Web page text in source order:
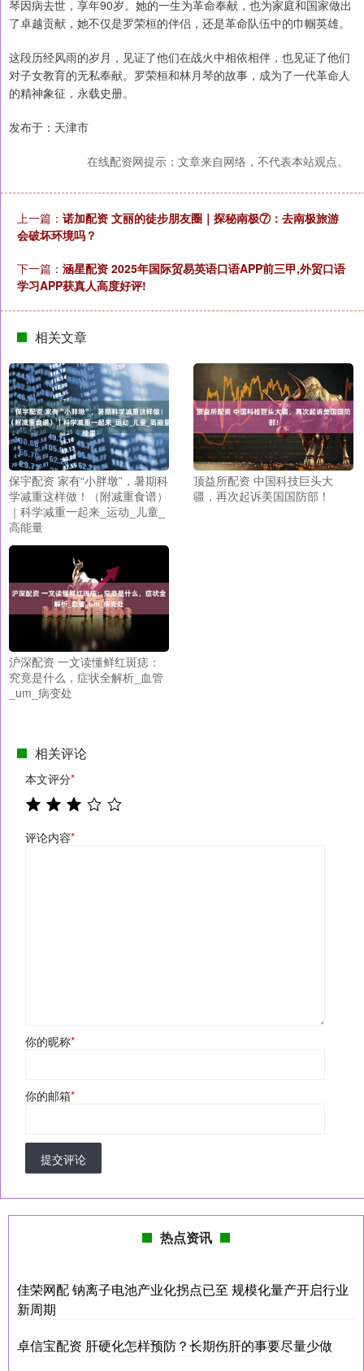
琴因病去世，享年90岁。她的一生为革命奉献，也为家庭和国家做出
了卓越贡献，她不仅是罗荣桓的伴侣，还是革命队伍中的巾帼英雄。
这段历经风雨的岁月，见证了他们在战火中相依相伴，也见证了他们
对子女教育的无私奉献。罗荣桓和林月琴的故事，成为了一代革命人
的精神象征，永载史册。
发布于：天津市
在线配资网提示：文章来自网络，不代表本站观点。
上一篇： 诺加配资 文丽的徒步朋友圈｜探秘南极⑦：去南极旅游
会破坏环境吗？
下一篇： 涵星配资 2025年国际贸易英语口语APP前三甲,外贸口语
学习APP获真人高度好评!
相关文章
保宇配资 家有“小胖墩”，暑期科
学减重这样做！（附减重食谱）
｜科学减重一起来_运动_儿童_
高能量
顶益所配资 中国科技巨头大
疆，再次起诉美国国防部！
沪深配资 一文读懂鲜红斑痣：
究竟是什么，症状全解析_血管
_um_病变处
相关评论
本文评分*
评论内容*
你的昵称*
你的邮箱*
提交评论
热点资讯
佳荣网配 钠离子电池产业化拐点已至 规模化量产开启行业
新周期
卓信宝配资 肝硬化怎样预防？长期伤肝的事要尽量少做